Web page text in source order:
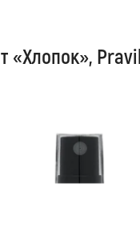
«Хлопок»,